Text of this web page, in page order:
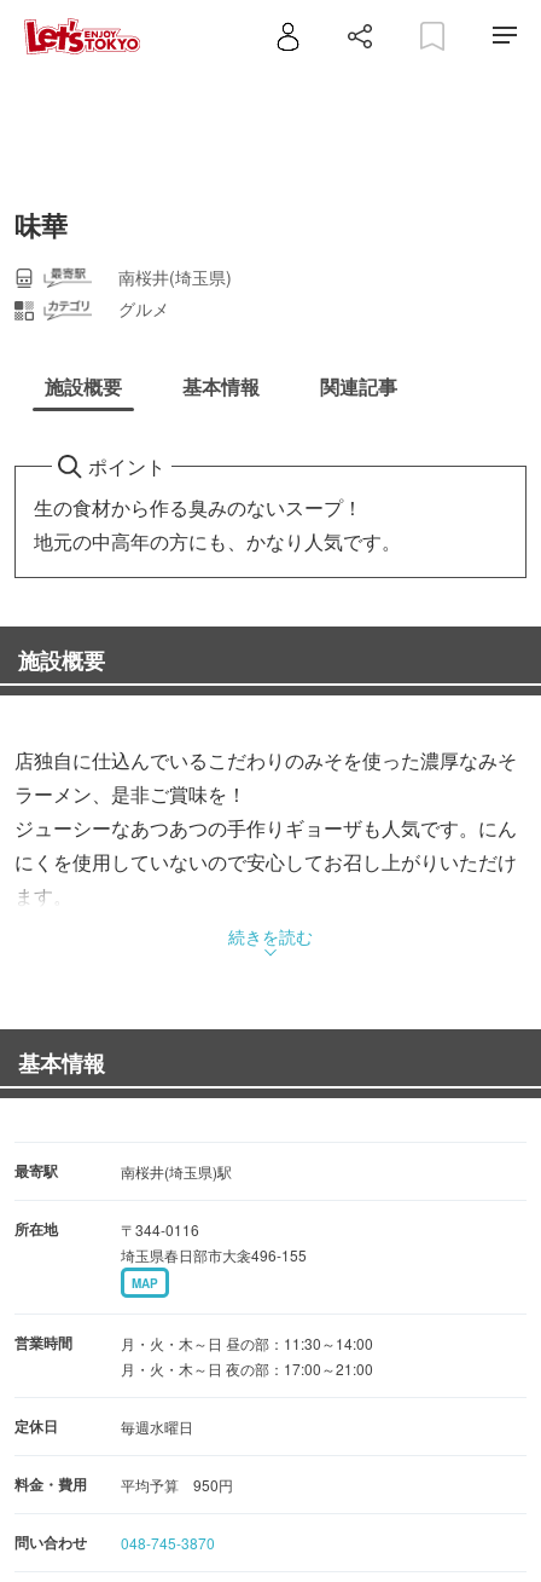
味華
南桜井(埼玉県)
グルメ
施設概要 基本情報 関連記事
ポイント
生の食材から作る臭みのないスープ！
地元の中高年の方にも、かなり人気です。
施設概要
店独自に仕込んでいるこだわりのみそを使った濃厚なみそ
ラーメン、是非ご賞味を！
ジューシーなあつあつの手作りギョーザも人気です。にん
にくを使用していないので安心してお召し上がりいただけ
ます。
続きを読む
基本情報
最寄駅 南桜井(埼玉県)駅
所在地
〒344-0116
埼玉県春日部市大衾496-155
MAP
営業時間
月・火・木～日 昼の部：11:30～14:00
月・火・木～日 夜の部：17:00～21:00
定休日 毎週水曜日
料金・費用 平均予算 950円
問い合わせ 048-745-3870